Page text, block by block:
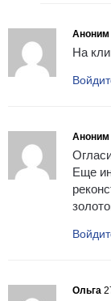
Аноним
На
Аноним
Еще
Ольга